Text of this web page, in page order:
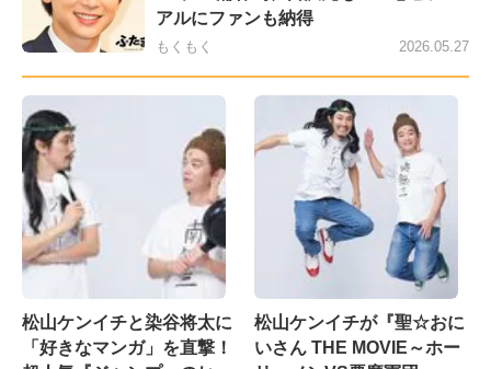
アルにファンも納得
もくもく 2026.05.27
松山ケンイチと染谷将太に
「好きなマンガ」を直撃！
松山ケンイチが『聖☆おに
いさん THE MOVIE～ホー